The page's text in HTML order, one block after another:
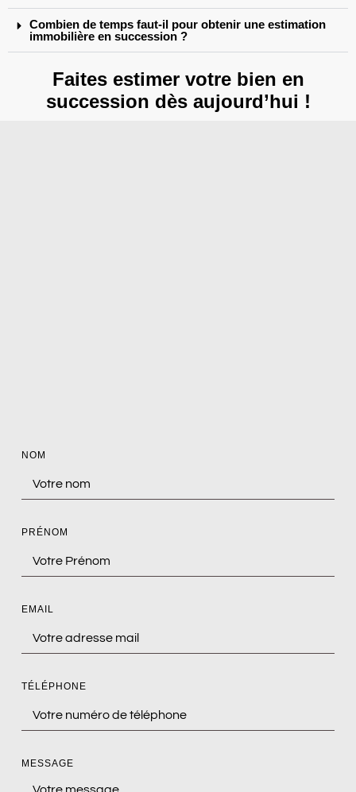
Combien de temps faut-il pour obtenir une estimation
immobilière en succession ?
Faites estimer votre bien en
succession dès aujourd’hui !
NOM
PRÉNOM
EMAIL
TÉLÉPHONE
MESSAGE